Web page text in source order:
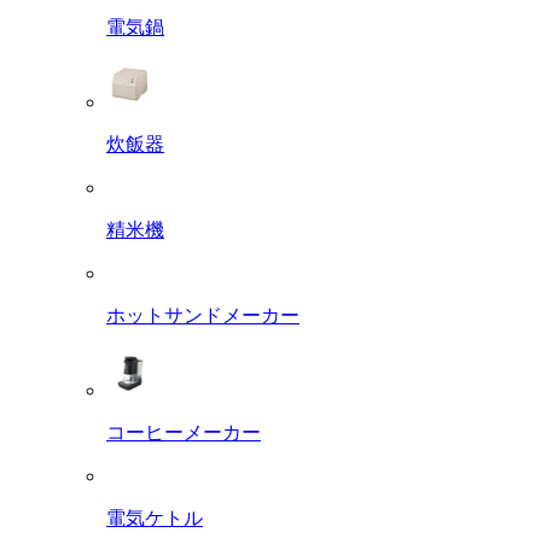
電気鍋
炊飯器
精米機
ホットサンドメーカー
コーヒーメーカー
電気ケトル